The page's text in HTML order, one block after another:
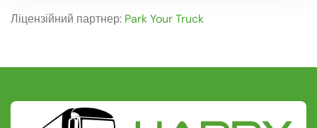
Ліцензійний партнер: Park Your Truck